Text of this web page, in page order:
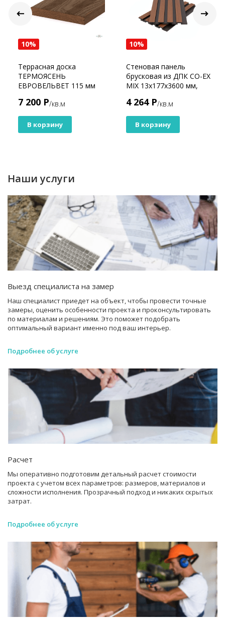
10%
Террасная доска
ТЕРМОЯСЕНЬ
ЕВРОВЕЛЬВЕТ 115 мм
7 200 Р/кв.м
В корзину
10%
Стеновая панель
брусковая из ДПК CO-EX
MIX 13х177х3600 мм,
4 264 Р/кв.м
В корзину
Наши услуги
Выезд специалиста на замер
Наш специалист приедет на объект, чтобы провести точные
замеры, оценить особенности проекта и проконсультировать
по материалам и решениям. Это поможет подобрать
оптимальный вариант именно под ваш интерьер.
Подробнее об услуге
Расчет
Мы оперативно подготовим детальный расчет стоимости
проекта с учетом всех параметров: размеров, материалов и
сложности исполнения. Прозрачный подход и никаких скрытых
затрат.
Подробнее об услуге